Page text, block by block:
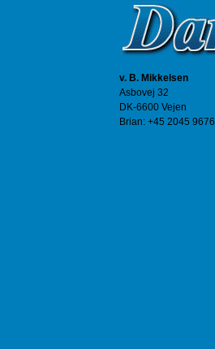
v. B. Mikkelsen
Asbovej 32
DK-6600 Vejen
Brian: +45 2045 9676